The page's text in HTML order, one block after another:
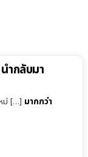
ำกลับมา
หม่ […] มากกว่า